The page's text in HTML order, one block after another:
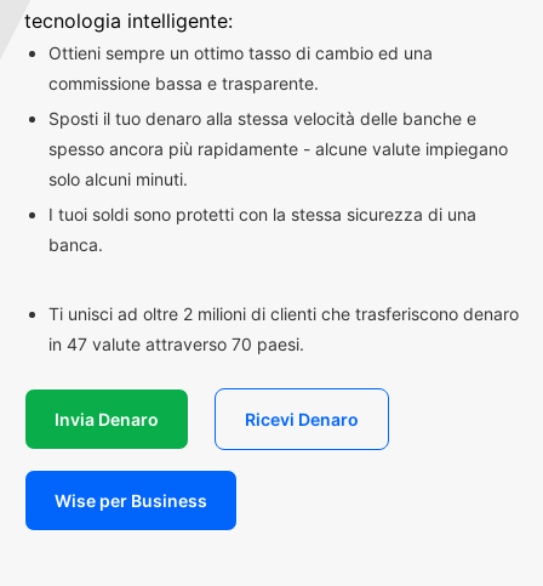
tecnologia intelligente:
Ottieni sempre un ottimo tasso di cambio ed una
commissione bassa e trasparente.
Sposti il tuo denaro alla stessa velocità delle banche e
spesso ancora più rapidamente - alcune valute impiegano
solo alcuni minuti.
I tuoi soldi sono protetti con la stessa sicurezza di una
banca.
Ti unisci ad oltre 2 milioni di clienti che trasferiscono denaro
in 47 valute attraverso 70 paesi.
Invia Denaro Ricevi Denaro
Wise per Business